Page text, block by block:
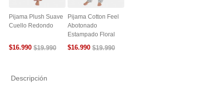
Pijama Plush Suave
Cuello Redondo
$16.990 $19.990
Pijama Cotton Feel
Abotonado
Estampado Floral
$16.990 $19.990
Descripción